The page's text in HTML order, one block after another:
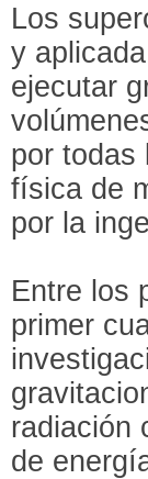
Los
y
ejecutar
por todas
física de
por la
Entre los
primer
radiación
de